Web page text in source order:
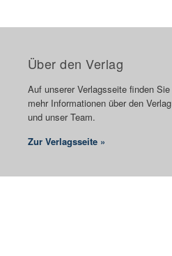
Über den Verlag
Auf unserer Verlagsseite finden Sie
mehr Informationen über den Verlag
und unser Team.
Zur Verlagsseite »